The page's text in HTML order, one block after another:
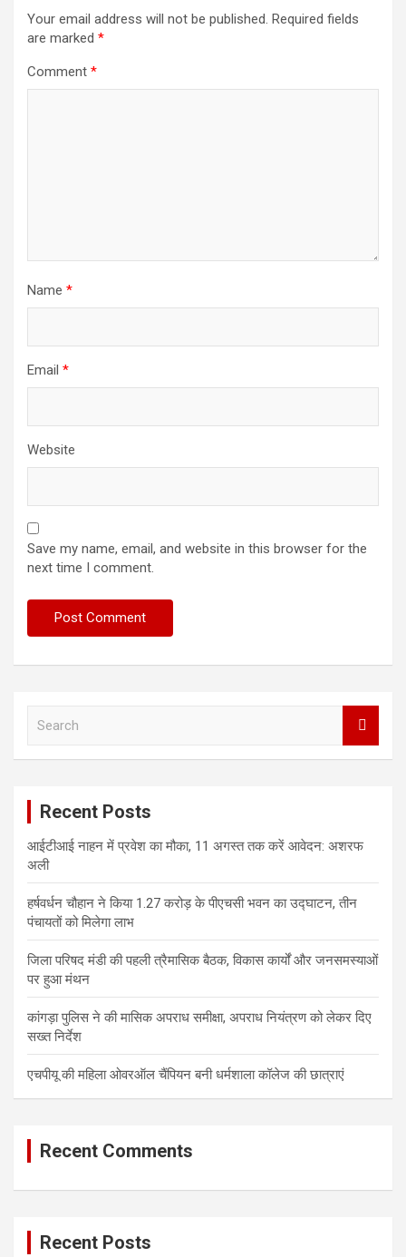
Your email address will not be published. Required fields
are marked *
Comment *
Name *
Email *
Website
Save my name, email, and website in this browser for the
next time I comment.
Recent Posts
आईटीआई नाहन में प्रवेश का मौका, 11 अगस्त तक करें आवेदन: अशरफ
अली
हर्षवर्धन चौहान ने किया 1.27 करोड़ के पीएचसी भवन का उद्घाटन, तीन
पंचायतों को मिलेगा लाभ
जिला परिषद मंडी की पहली त्रैमासिक बैठक, विकास कार्यों और जनसमस्याओं
पर हुआ मंथन
कांगड़ा पुलिस ने की मासिक अपराध समीक्षा, अपराध नियंत्रण को लेकर दिए
सख्त निर्देश
एचपीयू की महिला ओवरऑल चैंपियन बनी धर्मशाला कॉलेज की छात्राएं
Recent Comments
Recent Posts